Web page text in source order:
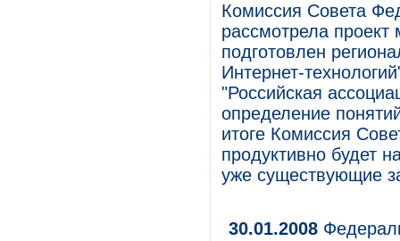
Комиссия Совета
рассмотрела
подготовлен
Интернет-
"Российская
определение
итоге Комиссия
продуктивно будет
уже существующие
30.01.2008